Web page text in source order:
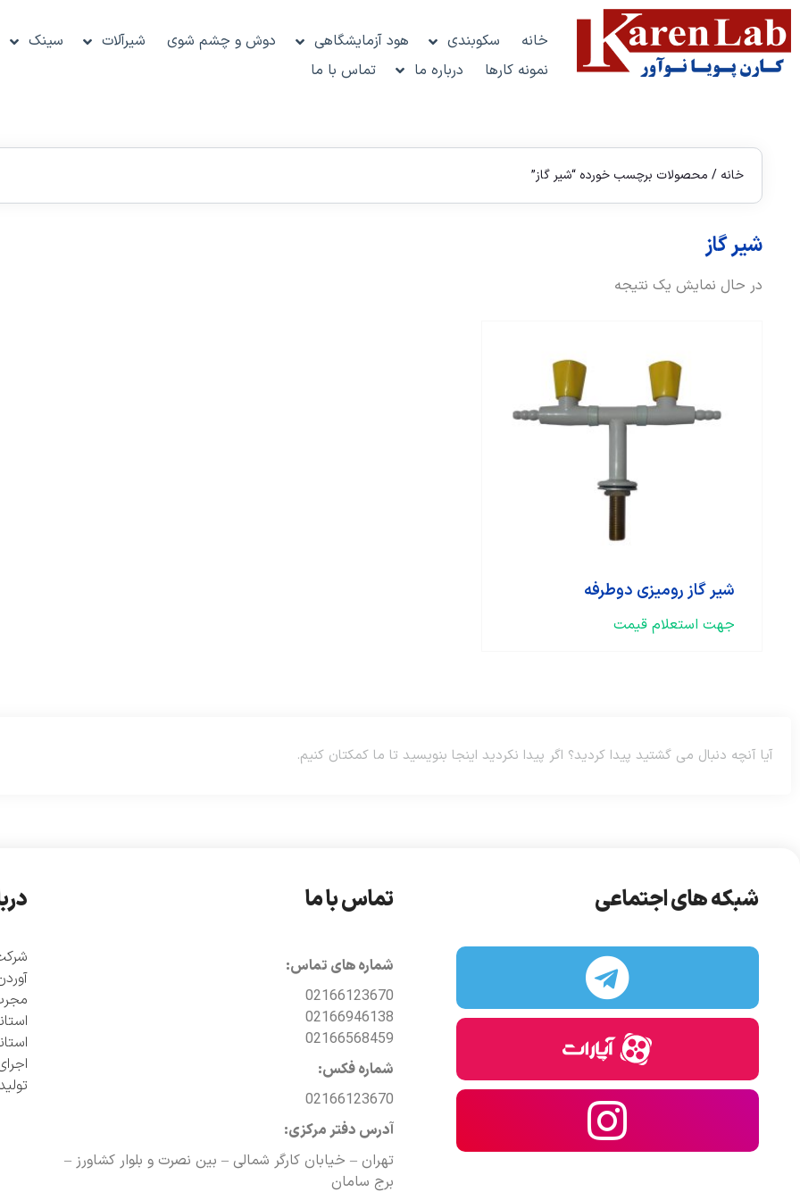
خانه سکوبندی هود آزمایشگاهی دوش و چشم شوی شیرآلات سینک
نمونه کارها
درباره ما تماس با ما
خانه / محصولات برچسب خورده “شیر گاز”
شیر گاز
در حال نمایش یک نتیجه
شیر گاز رومیزی دوطرفه
جهت استعلام قیمت
شبکه های اجتماعی تماس با ما
شماره های تماس:
02166123670
02166946138
02166568459
شماره فکس:
02166123670
آدرس دفتر مرکزی:
تهران – خیابان کارگر شمالی – بین نصرت و بلوار کشاورز –
برج سامان